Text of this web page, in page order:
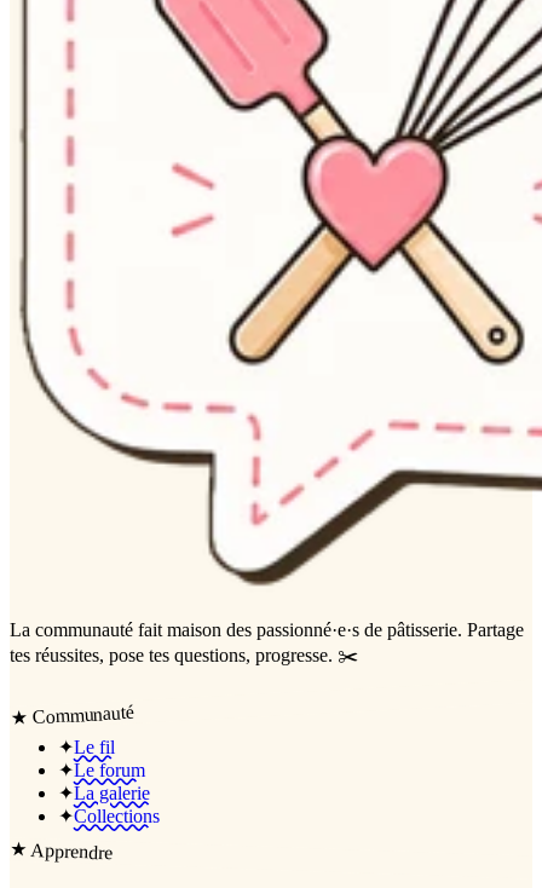
La communauté fait maison des passionné·e·s de pâtisserie. Partage
tes réussites, pose tes questions, progresse. ✂️
★ Communauté
✦Le fil
✦Le forum
✦La galerie
✦Collections
★Apprendre